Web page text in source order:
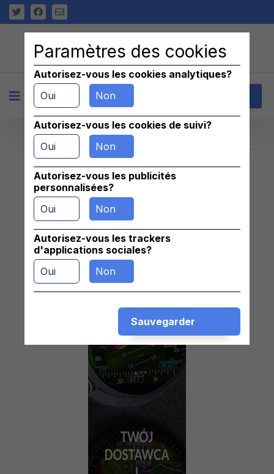
Znaleziono 0 pasujących ogłoszeń
Paramètres des cookies
Oui Non
Autorisez-vous les cookies analytiques?
Oui Non
Autorisez-vous les cookies de suivi?
Oui Non
Autorisez-vous les publicités
personnalisées?
Oui Non
Autorisez-vous les trackers
d'applications sociales?
Sauvegarder